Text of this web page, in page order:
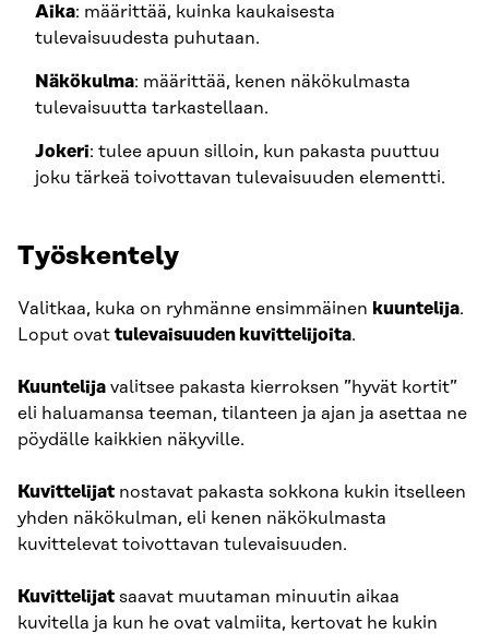
Aika: määrittää, kuinka kaukaisesta
tulevaisuudesta puhutaan.
Näkökulma: määrittää, kenen näkökulmasta
tulevaisuutta tarkastellaan.
Jokeri: tulee apuun silloin, kun pakasta puuttuu
joku tärkeä toivottavan tulevaisuuden elementti.
Työskentely
Valitkaa, kuka on ryhmänne ensimmäinen kuuntelija.
Loput ovat tulevaisuuden kuvittelijoita.
Kuuntelija valitsee pakasta kierroksen ”hyvät kortit”
eli haluamansa teeman, tilanteen ja ajan ja asettaa ne
pöydälle kaikkien näkyville.
Kuvittelijat nostavat pakasta sokkona kukin itselleen
yhden näkökulman, eli kenen näkökulmasta
kuvittelevat toivottavan tulevaisuuden.
Kuvittelijat saavat muutaman minuutin aikaa
kuvitella ja kun he ovat valmiita, kertovat he kukin